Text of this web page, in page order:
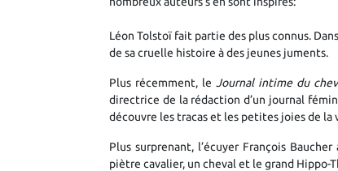
Léon Tolstoï fait partie des plus connus.
de sa cruelle histoire à des jeunes juments.
Plus récemment, le Journal intime du
directrice de la rédaction d’un journal
découvre les tracas et les petites joies de la
Plus surprenant, l’écuyer François
piètre cavalier, un cheval et le grand Hippo-